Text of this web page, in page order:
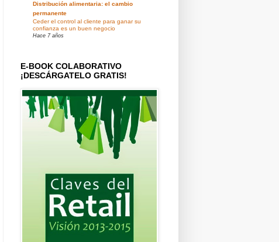
Distribución alimentaria: el cambio
permanente
Ceder el control al cliente para ganar su
confianza es un buen negocio
Hace 7 años
E-BOOK COLABORATIVO
¡DESCÁRGATELO GRATIS!